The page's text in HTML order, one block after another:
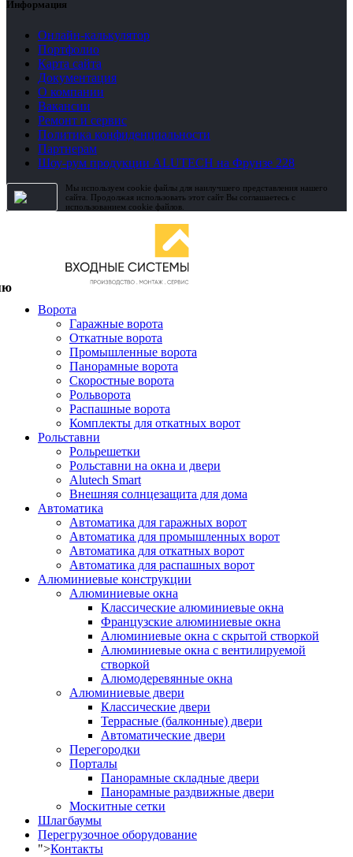
Информация
Онлайн-калькулятор
Портфолио
Карта сайта
Документация
О компании
Вакансии
Ремонт и сервис
Политика конфиденциальности
Партнерам
Шоу-рум продукции ALUTECH на Фрунзе 228
Мы используем cookie файлы для наилучшего представления нашего
сайта. Продолжая использовать этот сайт Вы соглашаетесь с
использованием cookie файлов.
Ворота
Гаражные ворота
Откатные ворота
Промышленные ворота
Панорамные ворота
Скоростные ворота
Рольворота
Распашные ворота
Комплекты для откатных ворот
Рольставни
Рольрешетки
Рольставни на окна и двери
Alutech Smart
Внешняя солнцезащита для дома
Автоматика
Автоматика для гаражных ворот
Автоматика для промышленных ворот
Автоматика для откатных ворот
Автоматика для распашных ворот
Алюминиевые конструкции
Алюминиевые окна
Классические алюминиевые окна
Французские алюминиевые окна
Алюминиевые окна с скрытой створкой
Алюминиевые окна с вентилируемой
створкой
Алюмодеревянные окна
Алюминиевые двери
Классические двери
Террасные (балконные) двери
Автоматические двери
Перегородки
Порталы
Панорамные складные двери
Панорамные раздвижные двери
Москитные сетки
Шлагбаумы
Перегрузочное оборудование
">Контакты